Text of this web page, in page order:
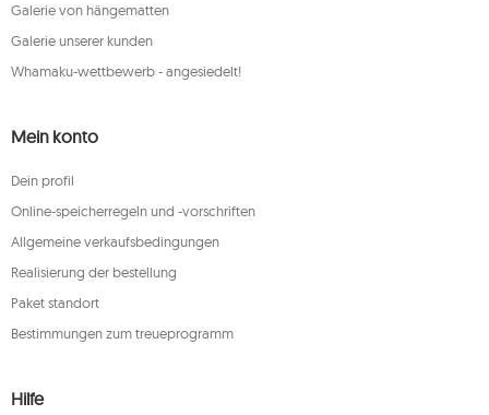
Galerie von hängematten
Galerie unserer kunden
Whamaku-wettbewerb - angesiedelt!
Mein konto
Dein profil
Online-speicherregeln und -vorschriften
Allgemeine verkaufsbedingungen
Realisierung der bestellung
Paket standort
Bestimmungen zum treueprogramm
Hilfe